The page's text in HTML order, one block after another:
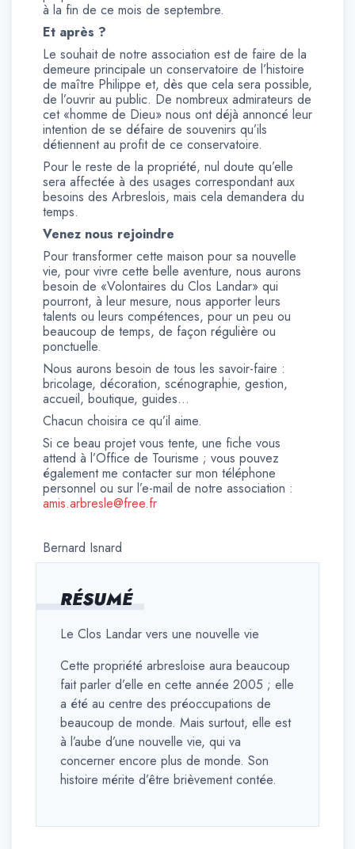
RÉSUMÉ
Le Clos Landar vers une nouvelle vie
Cette propriété arbresloise aura beaucoup
fait parler d’elle en cette année 2005 ; elle
a été au centre des préoccupations de
beaucoup de monde. Mais surtout, elle est
à l’aube d’une nouvelle vie, qui va
concerner encore plus de monde. Son
histoire mérite d’être brièvement contée.
à la fin de ce mois de septembre.
Et après ?
Le souhait de notre association est de faire de la
demeure principale un conservatoire de l’histoire
de maître Philippe et, dès que cela sera possible,
de l’ouvrir au public. De nombreux admirateurs de
cet «homme de Dieu» nous ont déjà annoncé leur
intention de se défaire de souvenirs qu’ils
détiennent au profit de ce conservatoire.
Pour le reste de la propriété, nul doute qu’elle
sera affectée à des usages correspondant aux
besoins des Arbreslois, mais cela demandera du
temps.
Venez nous rejoindre
Pour transformer cette maison pour sa nouvelle
vie, pour vivre cette belle aventure, nous aurons
besoin de «Volontaires du Clos Landar» qui
pourront, à leur mesure, nous apporter leurs
talents ou leurs compétences, pour un peu ou
beaucoup de temps, de façon régulière ou
ponctuelle.
Nous aurons besoin de tous les savoir-faire :
bricolage, décoration, scénographie, gestion,
accueil, boutique, guides…
Chacun choisira ce qu’il aime.
Si ce beau projet vous tente, une fiche vous
attend à l’Office de Tourisme ; vous pouvez
également me contacter sur mon téléphone
personnel ou sur l’e-mail de notre association :
amis.arbresle@free.fr
Bernard Isnard